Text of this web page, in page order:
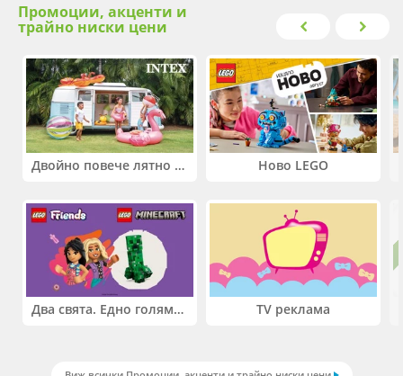
Промоции, акценти и
трайно ниски цени
Двойно повече лятно забавление! Купи 2 продукта INTEX и вземи -33%
Два свята. Едно голямо приключение. Купи 2 продукта LEGO® Friends и/или LEGO® Minecraft и вземи -27%
Ново LEGO
TV реклама